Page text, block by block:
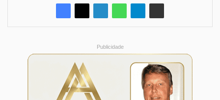
Publicidade